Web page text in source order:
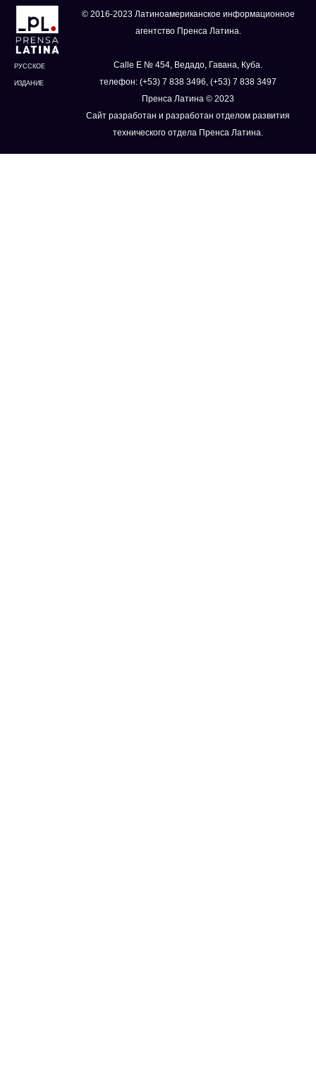
РУССКОЕ
ИЗДАНИЕ
© 2016-2023 Латиноамериканское информационное
агентство Пренса Латина.
Calle E № 454, Ведадо, Гавана, Куба.
телефон: (+53) 7 838 3496, (+53) 7 838 3497
Пренса Латина © 2023
Сайт разработан и разработан отделом развития
технического отдела Пренса Латина.